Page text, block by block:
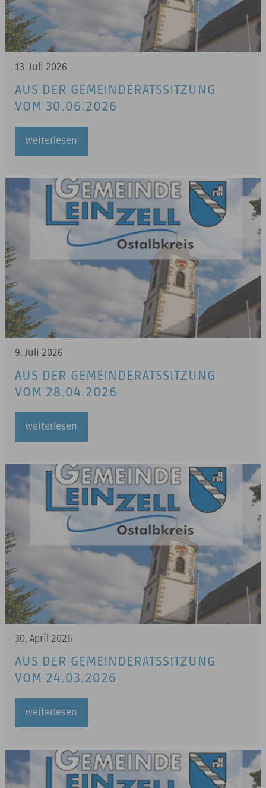
13. Juli 2026
AUS DER GEMEINDERATSSITZUNG
VOM 30.06.2026
weiterlesen
9. Juli 2026
AUS DER GEMEINDERATSSITZUNG
VOM 28.04.2026
weiterlesen
30. April 2026
AUS DER GEMEINDERATSSITZUNG
VOM 24.03.2026
weiterlesen